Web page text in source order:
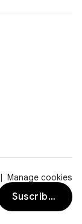
Manage cookies
Suscribirse